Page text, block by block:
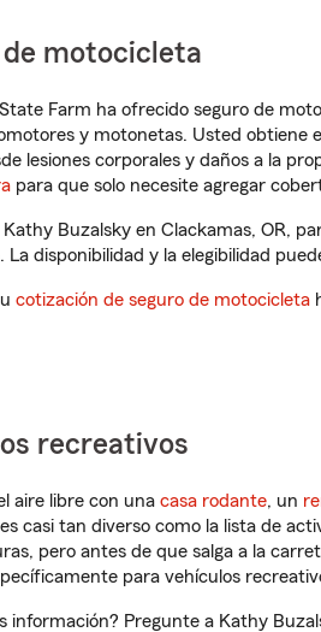
de motocicleta
Farm ha ofrecido seguro de
y motonetas. Usted obtiene
lesiones corporales y daños a la
para que solo necesite agregar
Kathy Buzalsky en Clackamas, OR,
La disponibilidad y la elegibilidad
cotización de seguro de motocicleta
recreativos
aire libre con una casa rodante, un
casi tan diverso como la lista de
pero antes de que salga a la
para vehículos
información? Pregunte a Kathy